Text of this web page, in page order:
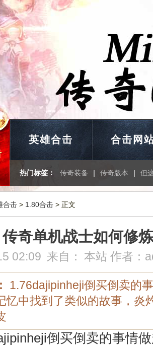
英雄合击 合击网
热门标签： 传奇装备 | 传奇版本 | 但
合击 > 1.80合击 > 正文
传奇单机战士如何修
02:09 来自： 本站 作者：
1.76dajipinheji倒买倒卖的
忆中找到了类似的故事，炎
倒买倒卖的事情